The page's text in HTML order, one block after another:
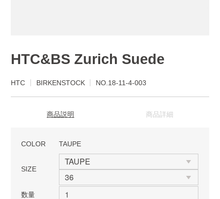
HTC&BS Zurich Suede
HTC BIRKENSTOCK NO.18-11-4-003
商品説明 商品詳細
COLOR TAUPE
SIZE
数量